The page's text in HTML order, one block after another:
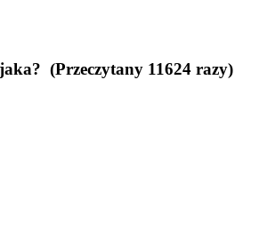
(Przeczytany 11624 razy)